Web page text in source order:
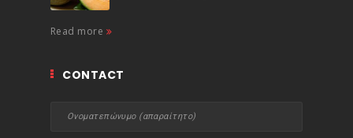
Read more
CONTACT